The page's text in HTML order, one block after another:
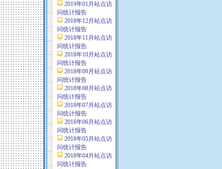
2019年01月站点访
问统计报告
2018年12月站点访
问统计报告
2018年11月站点访
问统计报告
2018年10月站点访
问统计报告
2018年09月站点访
问统计报告
2018年08月站点访
问统计报告
2018年07月站点访
问统计报告
2018年06月站点访
问统计报告
2018年05月站点访
问统计报告
2018年04月站点访
问统计报告